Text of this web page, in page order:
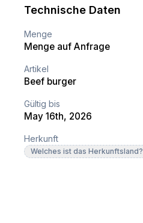
Technische Daten
Menge
Menge auf Anfrage
Artikel
Beef burger
Gültig bis
May 16th, 2026
Herkunft
Welches ist das Herkunftsland?